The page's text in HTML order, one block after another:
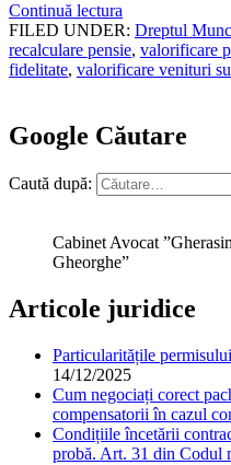
Continuă lectura
FILED UNDER: Dreptul
recalculare pensie, valorificare
fidelitate, valorificare venituri
Google Căutare
Caută după:
Cabinet Avocat
Gheorghe”
Articole juridice
Particularitățile
14/12/2025
Cum negociați corect
compensatorii în cazul
Condițiile încetării
probă. Art. 31 din Codul